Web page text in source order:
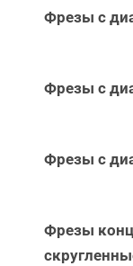
Фрезы с
Фрезы с
Фрезы с
Фрезы